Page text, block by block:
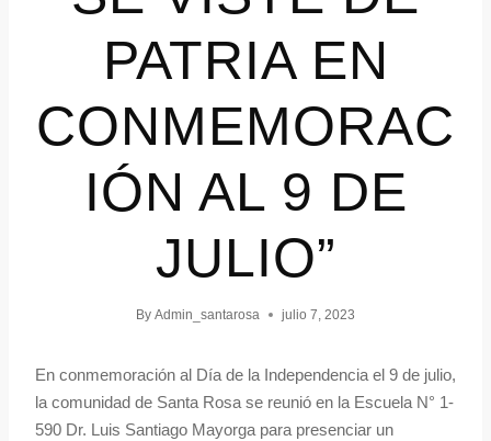
PATRIA EN
CONMEMORAC
IÓN AL 9 DE
JULIO”
By Admin_santarosa julio 7, 2023
En conmemoración al Día de la Independencia el 9 de julio,
la comunidad de Santa Rosa se reunió en la Escuela N° 1-
590 Dr. Luis Santiago Mayorga para presenciar un